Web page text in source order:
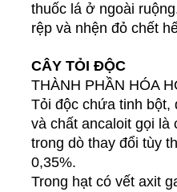
thuốc lá ở ngoài
rệp và nhện đỏ chết
CÂY TỎI ĐỘC
THÀNH PHẦN HÓA
Tỏi độc chứa tinh
và chất ancaloit gọi là
trong dò thay đổi tùy
0,35%.
Trong hạt có vết axit